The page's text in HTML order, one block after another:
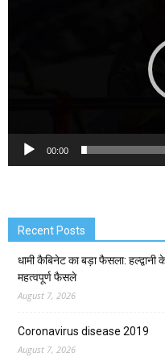
00:00
Recent Posts
धामी कैबिनेट का बड़ा फैसला: हल्द्वानी
महत्वपूर्ण फैसले
August 7, 2026
Coronavirus disease 2019
August 7, 2026